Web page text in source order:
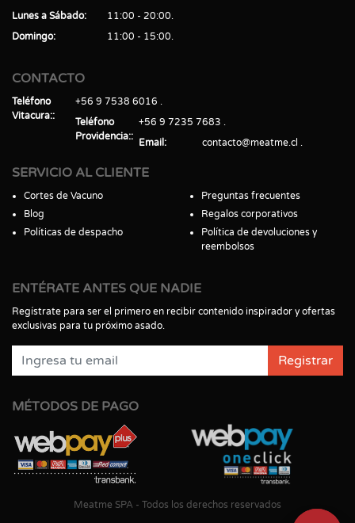
Lunes a Sábado
11:00 - 20:00
Domingo
11:00 - 15:00
CONTACTO
Teléfono
Vitacura:
+56 9 7538 6016
Teléfono
Providencia:
+56 9 7235 7683
Email
contacto@meatme.cl
SERVICIO AL CLIENTE
Cortes de Vacuno
Blog
Políticas de despacho
Preguntas frecuentes
Regalos corporativos
Política de devoluciones y
reembolsos
ENTÉRATE ANTES QUE NADIE
Regístrate para ser el primero en recibir contenido inspirador y ofertas
exclusivas para tu próximo asado.
Registrar
MÉTODOS DE PAGO
Meatme SPA - Todos los derechos reservados